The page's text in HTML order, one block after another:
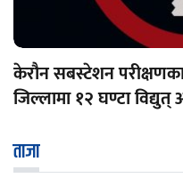
केरौन सबस्टेशन
जिल्लामा १२ घण्टा
ताजा